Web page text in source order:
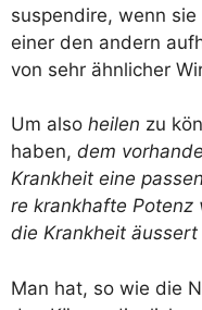
sus­pend­ire, wenn
einer den andern
von sehr ähn­li­cher
Um also hei­len zu
haben, dem
Krank­heit eine
re krank­haf­te Potenz
die Krank­heit
Man hat, so wie die